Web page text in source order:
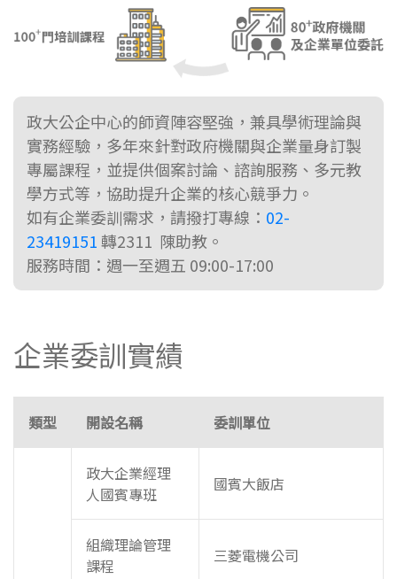
政大公企中心的師資陣容堅強，兼具學術理論與
實務經驗，多年來針對政府機關與企業量身訂製
專屬課程，並提供個案討論、諮詢服務、多元教
學方式等，協助提升企業的核心競爭力。
如有企業委訓需求，請撥打專線： 02-
23419151轉2311 陳助教。
服務時間：週一至週五 09:00-17:00
企業委訓實績
類型 開設名稱 委訓單位
政大企業經理
人國賓專班
國賓大飯店
組織理論管理
課程
三菱電機公司